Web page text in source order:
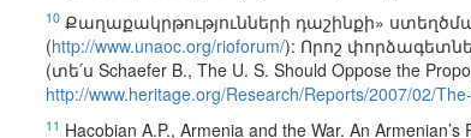
10 Քաղաքակրթությունների դաշինքի»
(http://www.unaoc.org/rioforum/): Որոշ
(տե՛ս Schaefer B., The U. S. Should Oppose the
http://www.heritage.org/Research/Reports/2007/02/
11 Hacobian A.P., Armenia and the War. An